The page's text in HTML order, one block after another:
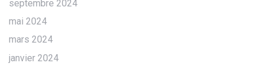
septembre 2024
mai 2024
mars 2024
janvier 2024